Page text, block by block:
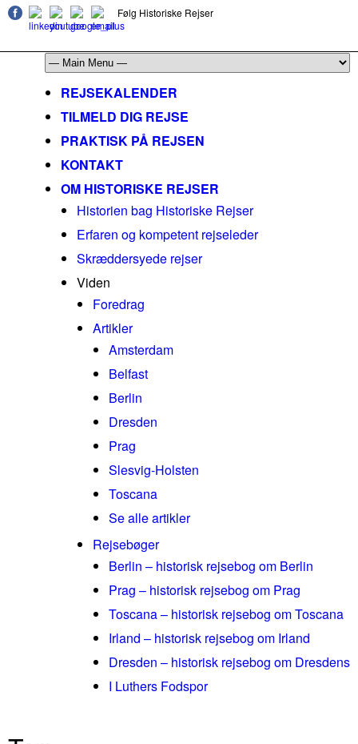
Følg Historiske Rejser
REJSEKALENDER
TILMELD DIG REJSE
PRAKTISK PÅ REJSEN
KONTAKT
OM HISTORISKE REJSER
Historien bag Historiske Rejser
Erfaren og kompetent rejseleder
Skræddersyede rejser
Viden
Foredrag
Artikler
Amsterdam
Belfast
Berlin
Dresden
Prag
Slesvig-Holsten
Toscana
Se alle artikler
Rejsebøger
Berlin – historisk rejsebog om Berlin
Prag – historisk rejsebog om Prag
Toscana – historisk rejsebog om Toscana
Irland – historisk rejsebog om Irland
Dresden – historisk rejsebog om Dresdens
I Luthers Fodspor